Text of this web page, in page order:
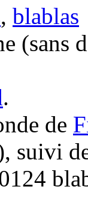
, blablas
(sans
.
de
suivi